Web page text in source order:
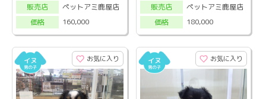
販売店
ペットアミ鹿屋店
価格
160,000
販売店
ペットアミ鹿屋店
価格
180,000
お気に入り お気に入り